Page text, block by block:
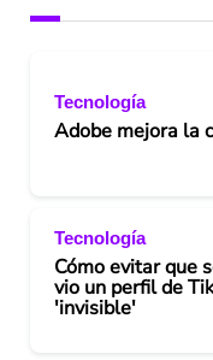
Tecnología
Adobe mejora la
Tecnología
Cómo evitar que
vio un perfil de
'invisible'